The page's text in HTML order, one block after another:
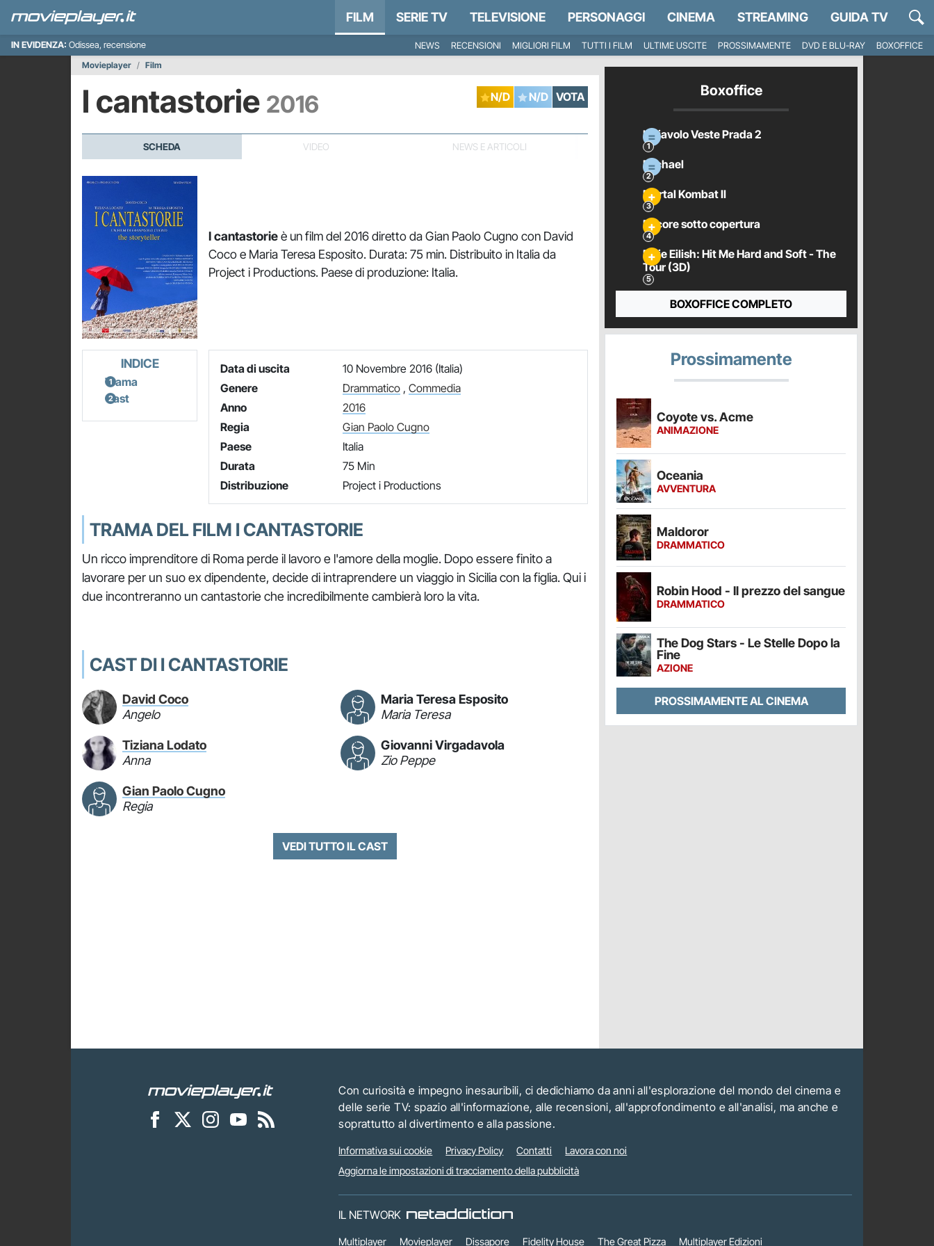
FILM SERIE TV TELEVISIONE PERSONAGGI CINEMA STREAMING GUIDA TV
IN EVIDENZA: Odissea, recensione NEWS RECENSIONI MIGLIORI FILM TUTTI I FILM ULTIME USCITE PROSSIMAMENTE DVD E BLU-RAY
BOXOFFICE
Movieplayer
Film
I cantastorie 2016 N/D N/D VOTA
SCHEDA VIDEO NEWS E ARTICOLI
I cantastorieè un film del 2016 diretto da Gian Paolo Cugno con David
Coco e Maria Teresa Esposito. Durata: 75 min. Distribuito in Italia da
Project i Productions. Paese di produzione: Italia.
INDICE
Trama
Cast
Data di uscita
10 Novembre 2016 (Italia)
Genere
Drammatico , Commedia
Anno
2016
Regia
Gian Paolo Cugno
Paese
Italia
Durata
75 Min
Distribuzione
Project i Productions
TRAMA DEL FILM I CANTASTORIE
Un ricco imprenditore di Roma perde il lavoro e l'amore della moglie. Dopo essere finito a
lavorare per un suo ex dipendente, decide di intraprendere un viaggio in Sicilia con la figlia. Qui i
due incontreranno un cantastorie che incredibilmente cambierà loro la vita.
CAST DI I CANTASTORIE
David Coco
Angelo
Maria Teresa Esposito
Maria Teresa
Tiziana Lodato
Anna
Giovanni Virgadavola
Zio Peppe
Gian Paolo Cugno
Regia
VEDI TUTTO IL CAST
Boxoffice
Il Diavolo Veste Prada 2
Michael
Mortal Kombat II
Pecore sotto copertura
Billie Eilish: Hit Me Hard and Soft - The
Tour (3D)
BOXOFFICE COMPLETO
Prossimamente
Coyote vs. Acme
ANIMAZIONE
Oceania
AVVENTURA
Maldoror
DRAMMATICO
Robin Hood - Il prezzo del sangue
DRAMMATICO
The Dog Stars - Le Stelle Dopo la
Fine
AZIONE
PROSSIMAMENTE AL CINEMA
Con curiosità e impegno inesauribili, ci dedichiamo da anni all'esplorazione del mondo del cinema e
delle serie TV: spazio all'informazione, alle recensioni, all'approfondimento e all'analisi, ma anche e
soprattutto al divertimento e alla passione.
Informativa sui cookie Privacy Policy Contatti
Lavora con noi
Aggiorna le impostazioni di tracciamento della pubblicità
IL NETWORK
Multiplayer Movieplayer Dissapore Fidelity House The Great Pizza Multiplayer Edizioni